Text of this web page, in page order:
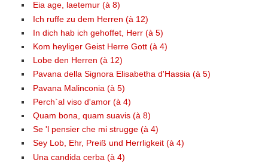
Eia age, laetemur (à 8)
Ich ruffe zu dem Herren (à 12)
In dich hab ich gehoffet, Herr (à 5)
Kom heyliger Geist Herre Gott (à 4)
Lobe den Herren (à 12)
Pavana della Signora Elisabetha d'Hassia (à 5)
Pavana Malinconia (à 5)
Perch`al viso d'amor (à 4)
Quam bona, quam suavis (à 8)
Se 'l pensier che mi strugge (à 4)
Sey Lob, Ehr, Preiß und Herrligkeit (à 4)
Una candida cerba (à 4)